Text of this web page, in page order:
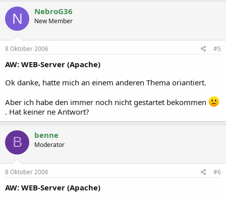
N NebroG36
New Member
8 Oktober 2006 #5
AW: WEB-Server (Apache)
Ok danke, hatte mich an einem anderen Thema oriantiert.
Aber ich habe den immer noch nicht gestartet bekommen
. Hat keiner ne Antwort?
B benne
Moderator
8 Oktober 2006 #6
AW: WEB-Server (Apache)